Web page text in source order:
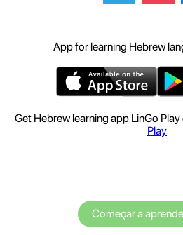
App for learning Hebrew
Get Hebrew learning app LinGo Play
Play
Começar a